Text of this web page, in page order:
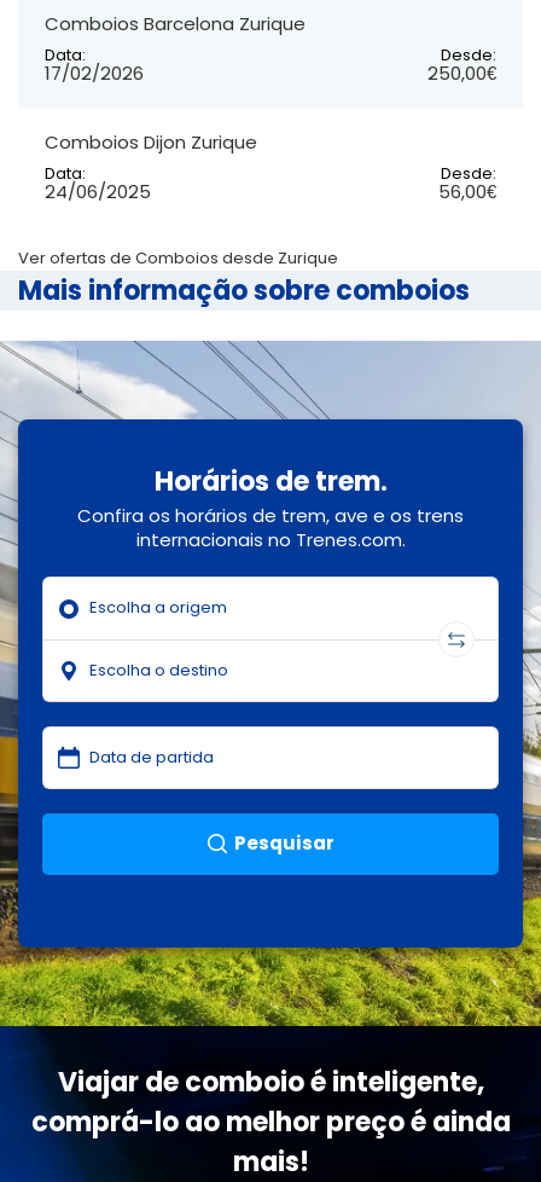
Comboios Barcelona Zurique
Data:
17/02/2026
Desde:
250,00€
Comboios Dijon Zurique
Data:
24/06/2025
Desde:
56,00€
Ver ofertas de Comboios desde Zurique
Mais informação sobre comboios
Horários de trem.
Confira os horários de trem, ave e os trens
internacionais no Trenes.com.
Pesquisar
Viajar de comboio é inteligente,
comprá-lo ao melhor preço é ainda
mais!